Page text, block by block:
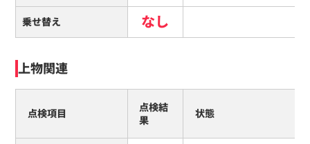
乗せ替え なし
上物関連
点検項目
点検結
果
状態